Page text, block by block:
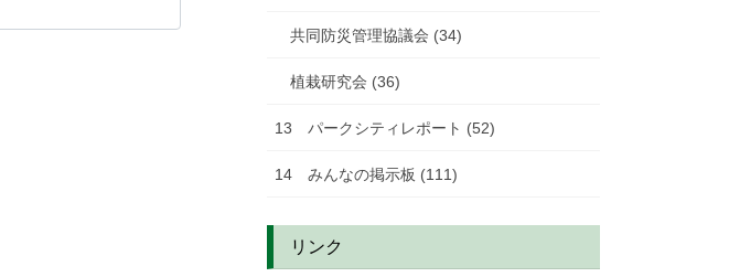
共同防災管理協議会 (34)
植栽研究会 (36)
13 パークシティレポート (52)
14 みんなの掲示板 (111)
リンク